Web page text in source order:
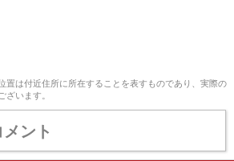
置は付近住所に所在することを表すものであり、実際の
ざいます。
ント